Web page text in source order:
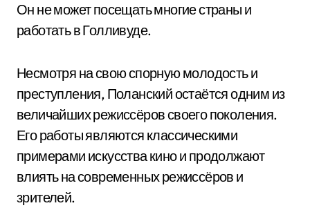
Он не может посещать многие страны и
работать в Голливуде.
Несмотря на свою спорную молодость и
преступления, Поланский остаётся одним из
величайших режиссёров своего поколения.
Его работы являются классическими
примерами искусства кино и продолжают
влиять на современных режиссёров и
зрителей.